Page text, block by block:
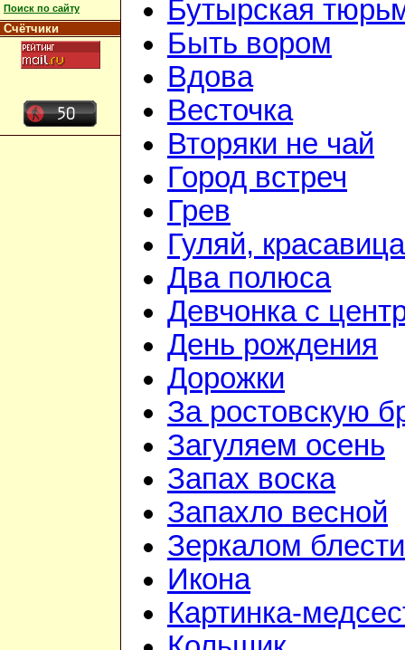
Поиск по сайту
Счётчики
Бутырская
Быть вором
Вдова
Весточка
Вторяки не чай
Город встреч
Грев
Гуляй, красавица
Два полюса
Девчонка с
День рождения
Дорожки
За ростовскую
Загуляем осень
Запах воска
Запахло весной
Зеркалом
Икона
Картинка-